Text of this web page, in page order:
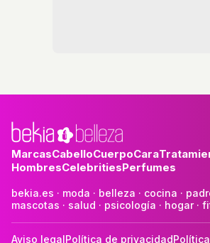
MarcasCabelloCuerpoCara
HombresCelebritiesPerfumes
bekia.es · moda · belleza · cocina ·
mascotas · salud · psicología · hogar·
Aviso legalPolítica de privacidad